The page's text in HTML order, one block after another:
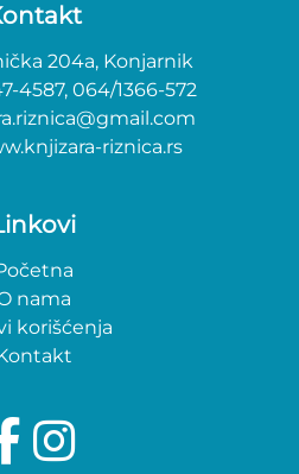
204a, Konjarnik
4587, 064/1366-572
riznica.rs
nama
korišćenja